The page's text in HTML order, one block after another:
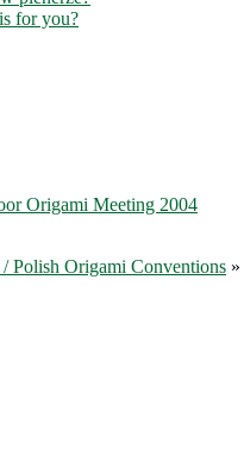
for you?
Origami Meeting 2004
Polish Origami Conventions »